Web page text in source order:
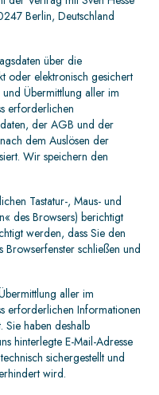
Berlin, Deutschland
über die
oder elektronisch gesichert
Übermittlung aller im
erforderlichen
der AGB und der
dem Auslösen der
Wir speichern den
Tastatur-, Maus- und
des Browsers) berichtigt
werden, dass Sie den
schließen und
aller im
erforderlichen Informationen
Sie haben deshalb
hinterlegte E-Mail-Adresse
sichergestellt und
wird.